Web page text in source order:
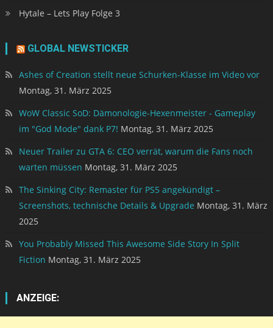
Hytale – Lets Play Folge 3
GLOBAL NEWSTICKER
Ashes of Creation stellt neue Schurken-Klasse im Video vor
Montag, 31. März 2025
WoW Classic SoD: Dämonologie-Hexenmeister - Gameplay
im "God Mode" dank P7! Montag, 31. März 2025
Neuer Trailer zu GTA 6: CEO verrät, warum die Fans noch
warten müssen Montag, 31. März 2025
The Sinking City: Remaster für PS5 angekündigt –
Screenshots, technische Details & Upgrade Montag, 31. März
2025
You Probably Missed This Awesome Side Story In Split
Fiction Montag, 31. März 2025
ANZEIGE: